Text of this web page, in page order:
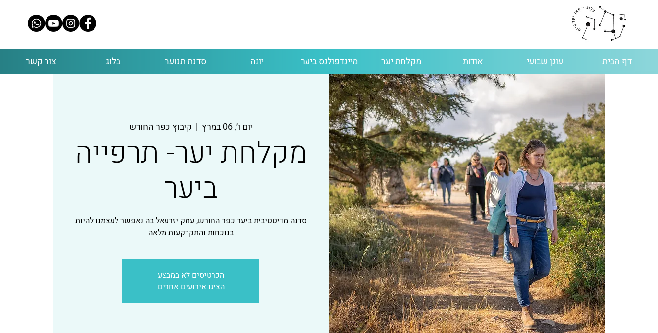
דף הבית עוגן שבועי אודות מקלחת יער מיינדפולנס ביער יוגה סדנת תנועה בלוג צור קשר
יום ו׳, 06 במרץ
  |
קיבוץ כפר החורש
מקלחת יער- תרפייה
ביער
סדנה מדיטטיבית ביער כפר החורש, עמק יזרעאל בה נאפשר לעצמנו להיות
בנוכחות והתקרקעות מלאה
הכרטיסים לא במבצע
הציגו אירועים אחרים